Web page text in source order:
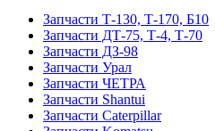
Запчасти Т-130, Т-170, Б10
Запчасти ДТ-75, Т-4, Т-70
Запчасти ДЗ-98
Запчасти Урал
Запчасти ЧЕТРА
Запчасти Shantui
Запчасти Caterpillar